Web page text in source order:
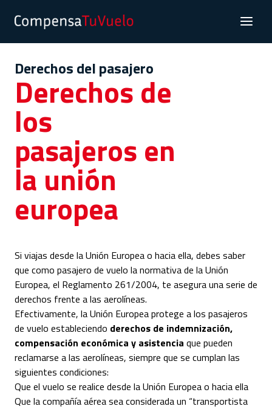
Derechos del pasajero
Derechos de
los
pasajeros en
la unión
europea
Si viajas desde la Unión Europea o hacia ella, debes saber
que como pasajero de vuelo la normativa de la Unión
Europea, el Reglamento 261/2004, te asegura una serie de
derechos frente a las aerolíneas.
Efectivamente, la Unión Europea protege a los pasajeros
de vuelo estableciendo derechos de indemnización,
compensación económica y asistencia que pueden
reclamarse a las aerolíneas, siempre que se cumplan las
siguientes condiciones:
Que el vuelo se realice desde la Unión Europea o hacia ella
Que la compañía aérea sea considerada un “transportista